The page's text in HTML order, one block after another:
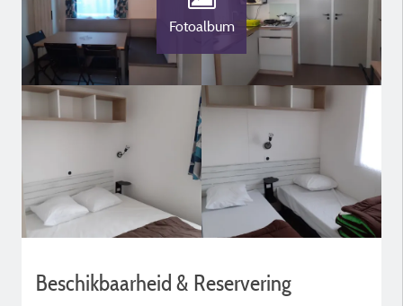
Fotoalbum
Beschikbaarheid & Reservering